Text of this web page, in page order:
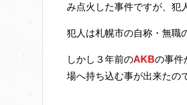
み点火した事件ですが、犯
犯人は札幌市の自称・無職
しかし３年前のAKBの事件
場へ持ち込む事が出来たの